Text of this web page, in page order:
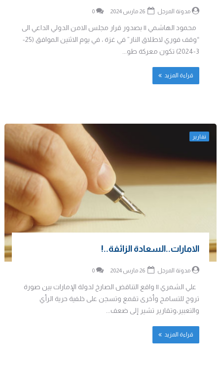
مدونة المرجل 0
محمود الهاشمي || بصدور قرار مجلس الامن الدولي الداعي الى
“وقف فوري لاطلاق النار” في غزة ، في يوم الاثنين الموافق (25-
3-2024) تكون معركة طو...
قراءة المزيد
تقارير
الامارات..السعادة الزائفة..!
مدونة المرجل 0
علي الشمري || واقع التناقض الصارخ لدولة الإمارات بين صورة
تروج للتسامح وأخرى تقمع وتسجن على خلفية حرية الرأي
والتعبير،وتقارير تشير إلى ضعف...
قراءة المزيد